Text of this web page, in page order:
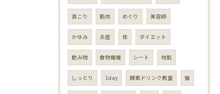
首こり 筋肉 めぐり 美容師
かゆみ 炎症 体 ダイエット
飲み物 食物繊維 シート 地肌
しっとり 1day 酵素ドリンク教室 猫